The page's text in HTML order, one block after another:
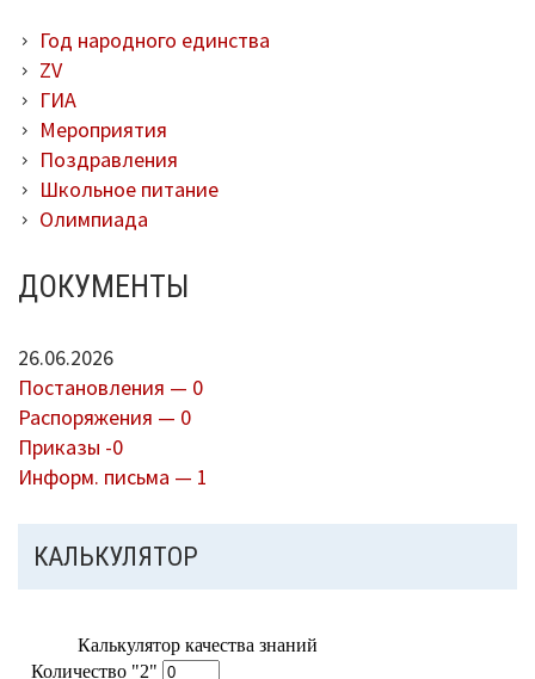
Год народного единства
ZV
ГИА
Мероприятия
Поздравления
Школьное питание
Олимпиада
ДОКУМЕНТЫ
26.06.2026
Постановления — 0
Распоряжения — 0
Приказы -0
Информ. письма — 1
КАЛЬКУЛЯТОР